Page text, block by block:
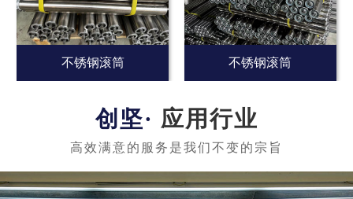
不锈钢滚筒 不锈钢滚筒
应用行业